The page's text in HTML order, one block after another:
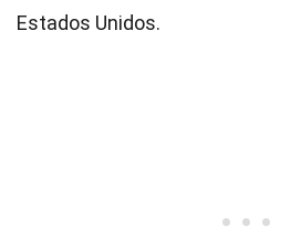
Estados Unidos.